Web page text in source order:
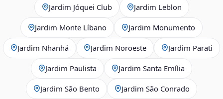
Jardim Jóquei Club Jardim Leblon
Jardim Monte Líbano Jardim Monumento
Jardim Nhanhá Jardim Noroeste Jardim Parati
Jardim Paulista Jardim Santa Emília
Jardim São Bento Jardim São Conrado